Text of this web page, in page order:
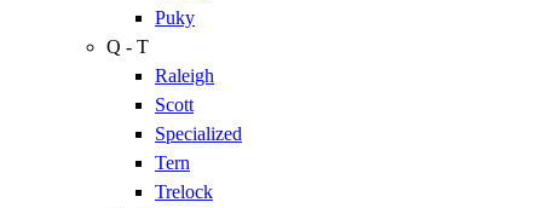
Puky
Q - T
Raleigh
Scott
Specialized
Tern
Trelock